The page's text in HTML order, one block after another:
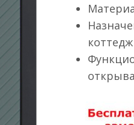
коттедж